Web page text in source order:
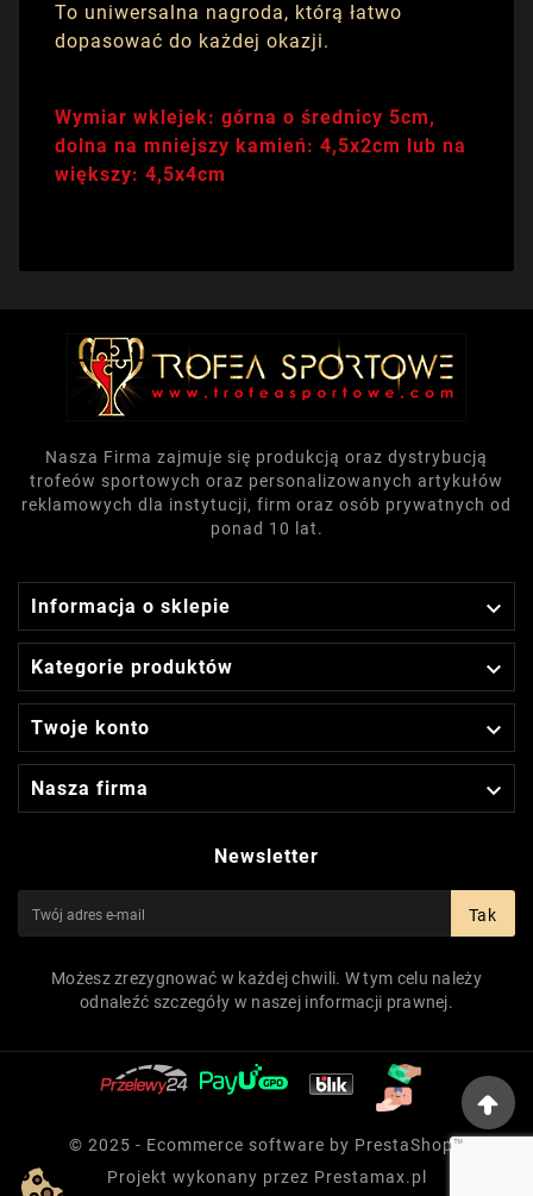
To uniwersalna nagroda, którą łatwo
dopasować do każdej okazji.
Wymiar wklejek: górna o średnicy 5cm,
dolna na mniejszy kamień: 4,5x2cm lub na
większy: 4,5x4cm
Nasza Firma zajmuje się produkcją oraz dystrybucją
trofeów sportowych oraz personalizowanych artykułów
reklamowych dla instytucji, firm oraz osób prywatnych od
ponad 10 lat.
Informacja o sklepie 
Kategorie produktów 
Twoje konto 
Nasza firma 
Newsletter
Tak
Możesz zrezygnować w każdej chwili. W tym celu należy
odnaleźć szczegóły w naszej informacji prawnej.
© 2025 - Ecommerce software by PrestaShop™
Projekt wykonany przez Prestamax.pl